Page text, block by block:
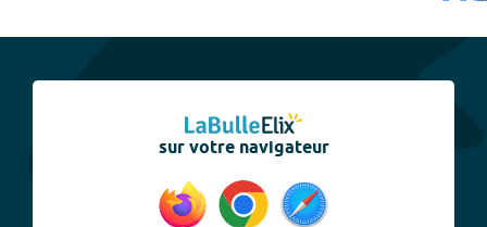
sur votre navigateur